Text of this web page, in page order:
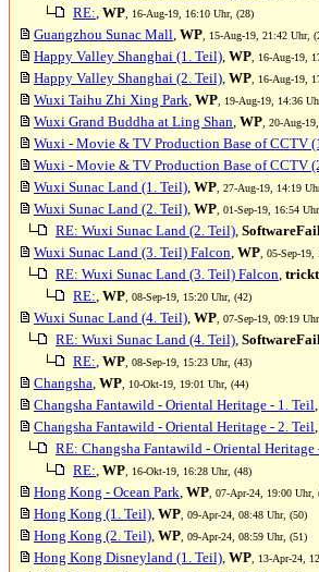
RE:, WP , 16-Aug-19, 16:10 Uhr, (28)
Guangzhou Sunac Mall, WP , 15-Aug-19, 21:42 Uhr,
Happy Valley Shanghai (1. Teil), WP , 16-Aug-19,
Happy Valley Shanghai (2. Teil), WP , 16-Aug-19,
Wuxi Taihu Zhi Xing Park, WP , 19-Aug-19, 14:36
Wuxi Grand Buddha at Ling Shan, WP , 20-Aug-
Wuxi - Movie & TV Production Base of CCTV
Wuxi - Movie & TV Production Base of CCTV
Wuxi Sunac Land (1. Teil), WP , 27-Aug-19, 14:19
Wuxi Sunac Land (2. Teil), WP , 01-Sep-19, 16:54
RE: Wuxi Sunac Land (2. Teil),
Wuxi Sunac Land (3. Teil) Falcon, WP , 05-Sep-
RE: Wuxi Sunac Land (3. Teil) Falcon,
RE:, WP , 08-Sep-19, 15:20 Uhr, (42)
Wuxi Sunac Land (4. Teil), WP , 07-Sep-19, 09:19
RE: Wuxi Sunac Land (4. Teil),
RE:, WP , 08-Sep-19, 15:23 Uhr, (43)
Changsha, WP , 10-Okt-19, 19:01 Uhr, (44)
Changsha Fantawild - Oriental Heritage - 1. Teil,
Changsha Fantawild - Oriental Heritage - 2. Teil,
RE: Changsha Fantawild - Oriental Heritage
RE:, WP , 16-Okt-19, 16:28 Uhr, (48)
Hong Kong - Ocean Park, WP , 07-Apr-24, 19:00 Uhr,
Hong Kong (1. Teil), WP , 09-Apr-24, 08:48 Uhr, (50)
Hong Kong (2. Teil), WP , 09-Apr-24, 08:59 Uhr, (51)
Hong Kong Disneyland (1. Teil), WP , 13-Apr-24,